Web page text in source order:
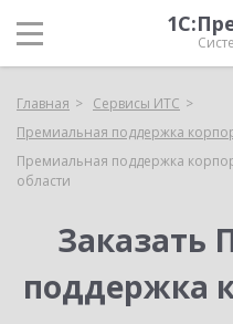
Главная
Сервисы ИТС
Премиальная поддержка
Премиальная поддержка
области
Заказать
поддержка